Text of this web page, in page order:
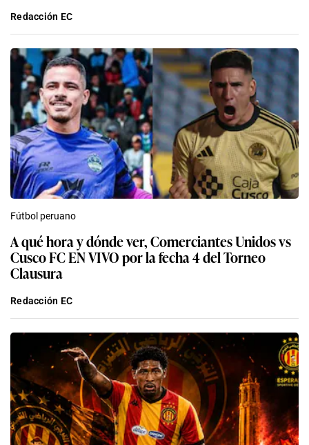
Redacción EC
Fútbol peruano
A qué hora y dónde ver, Comerciantes Unidos vs
Cusco FC EN VIVO por la fecha 4 del Torneo
Clausura
Redacción EC